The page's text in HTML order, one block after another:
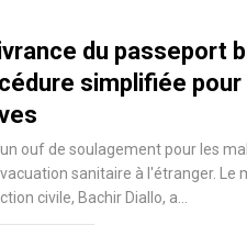
du passeport
simplifiée
ouf de soulagement pour les
sanitaire à l'étranger. Le
civile, Bachir Diallo, a…